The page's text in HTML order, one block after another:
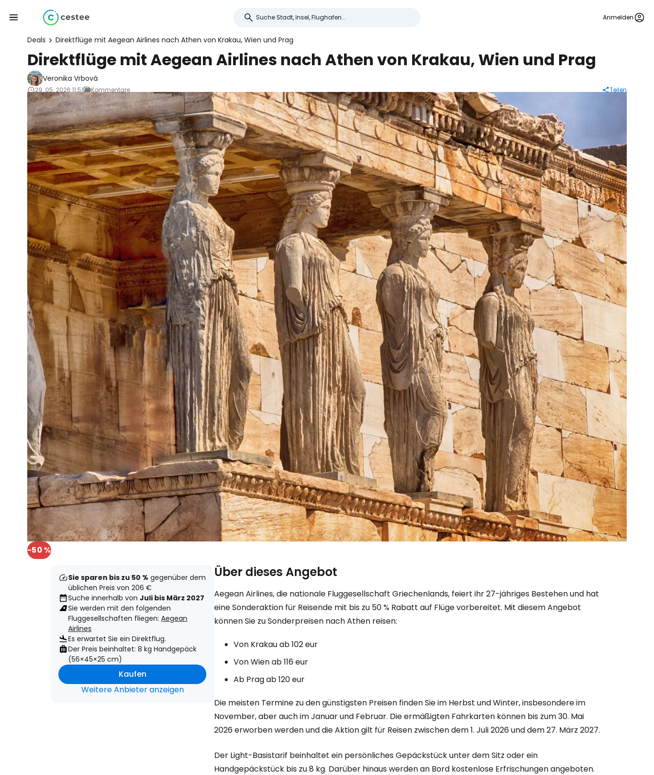
Anmelden
Deals Direktflüge mit Aegean Airlines nach Athen von Krakau, Wien und Prag
Direktflüge mit Aegean Airlines nach Athen von Krakau, Wien und Prag
Veronika Vrbová
29. 05. 2026 11:51 Kommentare Teilen
-50 %
Sie sparen bis zu 50 % gegenüber dem
üblichen Preis von 206 €
Suche innerhalb von Juli bis März 2027
Sie werden mit den folgenden
Fluggesellschaften fliegen: Aegean
Airlines
Es erwartet Sie ein Direktflug.
Der Preis beinhaltet: 8 kg Handgepäck
(56×45×25 cm)
Kaufen
Weitere Anbieter anzeigen
Über dieses Angebot
Aegean Airlines, die nationale Fluggesellschaft Griechenlands, feiert ihr 27-jähriges Bestehen und hat
eine Sonderaktion für Reisende mit bis zu 50 % Rabatt auf Flüge vorbereitet. Mit diesem Angebot
können Sie zu Sonderpreisen nach Athen reisen:
Von Krakau ab 102 eur
Von Wien ab 116 eur
Ab Prag ab 120 eur
Die meisten Termine zu den günstigsten Preisen finden Sie im Herbst und Winter, insbesondere im
November, aber auch im Januar und Februar. Die ermäßigten Fahrkarten können bis zum 30. Mai
2026 erworben werden und die Aktion gilt für Reisen zwischen dem 1. Juli 2026 und dem 27. März 2027.
Der Light-Basistarif beinhaltet ein persönliches Gepäckstück unter dem Sitz oder ein
Handgepäckstück bis zu 8 kg. Darüber hinaus werden an Bord kostenlose Erfrischungen angeboten.
Anmeldung bei Cestee
... die weltweite Reise-Community